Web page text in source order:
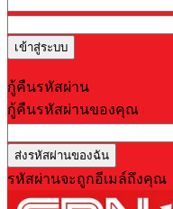
กู้คืนรหัสผ่าน
กู้คืนรหัสผ่านของคุณ
รหัสผ่านจะถูกอีเมล์ถึงคุณ